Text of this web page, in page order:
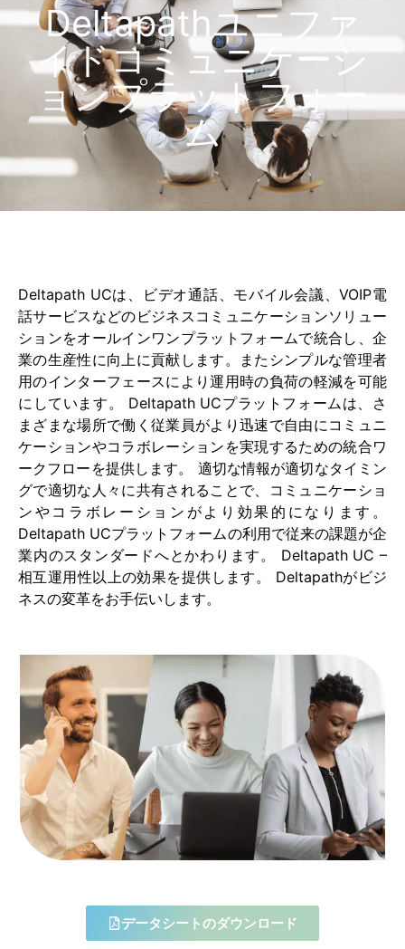
Deltapathユニファ
イドコミュニケーシ
ョンプラットフォー
ム
Deltapath UCは、ビデオ通話、モバイル会議、VOIP電
話サービスなどのビジネスコミュニケーションソリュー
ションをオールインワンプラットフォームで統合し、企
業の生産性に向上に貢献します。またシンプルな管理者
用のインターフェースにより運用時の負荷の軽減を可能
にしています。 Deltapath UCプラットフォームは、さ
まざまな場所で働く従業員がより迅速で自由にコミュニ
ケーションやコラボレーションを実現するための統合ワ
ークフローを提供します。 適切な情報が適切なタイミン
グで適切な人々に共有されることで、コミュニケーショ
ンやコラボレーションがより効果的になります。
Deltapath UCプラットフォームの利用で従来の課題が企
業内のスタンダードへとかわります。 Deltapath UC –
相互運用性以上の効果を提供します。 Deltapathがビジ
ネスの変革をお手伝いします。
データシートのダウンロード